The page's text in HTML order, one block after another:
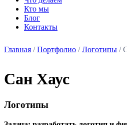
Кто мы
Блог
Контакты
Главная /Портфолио /Логотипы /
Сан Хаус
Логотипы